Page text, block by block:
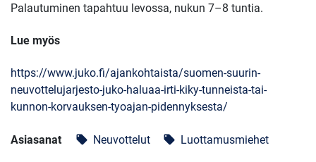
Palautuminen tapahtuu levossa, nukun 7–8 tuntia.
Lue myös
https://www.juko.fi/ajankohtaista/suomen-suurin-
neuvottelujarjesto-juko-haluaa-irti-kiky-tunneista-tai-
kunnon-korvauksen-tyoajan-pidennyksesta/
Asiasanat local_offer Neuvottelut local_offer Luottamusmiehet